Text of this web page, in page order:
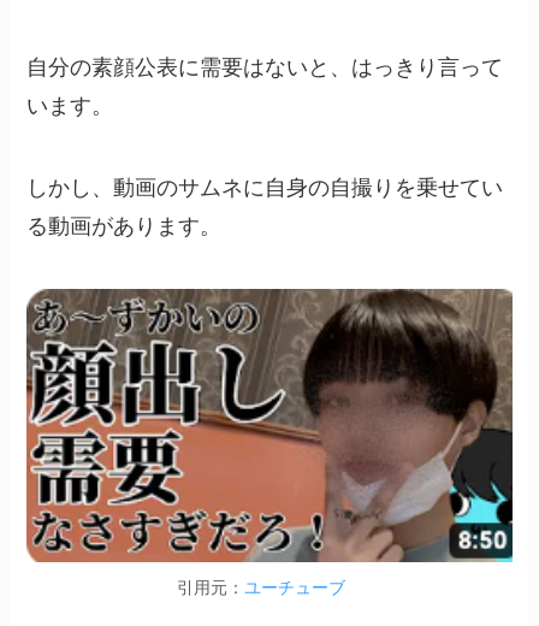
自分の素顔公表に需要はないと、はっきり言って
います。
しかし、動画のサムネに自身の自撮りを乗せてい
る動画があります。
引用元： ユーチューブ